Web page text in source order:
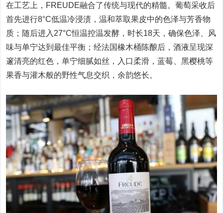
在工艺上，FREUDE融合了传统与现代的精髓。葡萄采收后
首先进行8°C低温冷浸渍，温和萃取果皮中的色泽与芳香物
质；随后进入27°C恒温控温发酵，时长18天，确保色泽、风
味与单宁达到最佳平衡；经法国橡木桶陈酿后，酒液呈现深
邃清亮的红色，单宁细腻如丝，入口柔滑，蓝莓、黑樱桃等
果香与灌木般的野性气息交织，余韵悠长。